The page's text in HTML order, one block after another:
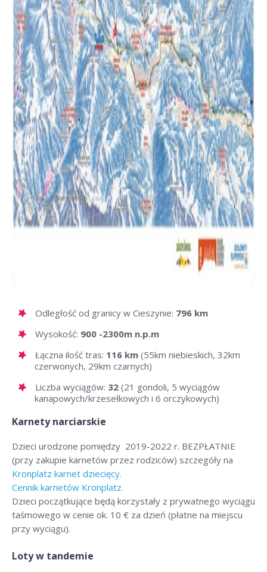
Odległość od granicy w Cieszynie: 796 km
Wysokość: 900 -2300m n.p.m
Łączna ilość tras: 116 km (55km niebieskich, 32km
czerwonych, 29km czarnych)
Liczba wyciągów: 32 (21 gondoli, 5 wyciągów
kanapowych/krzesełkowych i 6 orczykowych)
Karnety narciarskie
Dzieci urodzone pomiędzy 2019-2022 r. BEZPŁATNIE
(przy zakupie karnetów przez rodziców) szczegóły na
Kronplatz karnet dziecięcy.
Cennik karnetów Kronplatz.
Dzieci początkujące będą korzystały z prywatnego wyciągu
taśmowego w cenie ok. 10 € za dzień (płatne na miejscu
przy wyciągu).
Loty w tandemie